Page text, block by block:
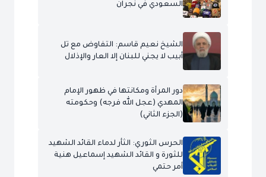
السعودي في نجران
الشيخ نعيم قاسم: التفاوض مع تل
أبيب لا يجني للبنان إلا العار والإذلال
دور المرأة ومكانتها في ظهور الإمام
المهدي (عجل الله فرجه) وحكومته
(الجزء الثاني)
الحرس الثوري: الثأر لدماء القائد الشهيد
للثورة و القائد الشهيد إسماعيل هنية
أمر حتمي